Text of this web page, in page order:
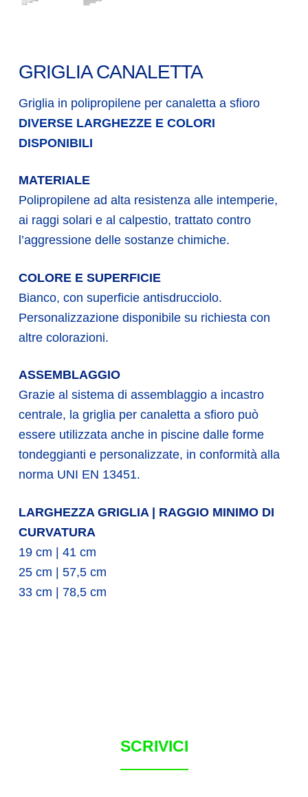
GRIGLIA CANALETTA
Griglia in polipropilene per canaletta a sfioro
DIVERSE LARGHEZZE E COLORI
DISPONIBILI
MATERIALE
Polipropilene ad alta resistenza alle intemperie,
ai raggi solari e al calpestio, trattato contro
l’aggressione delle sostanze chimiche.
COLORE E SUPERFICIE
Bianco, con superficie antisdrucciolo.
Personalizzazione disponibile su richiesta con
altre colorazioni.
ASSEMBLAGGIO
Grazie al sistema di assemblaggio a incastro
centrale, la griglia per canaletta a sfioro può
essere utilizzata anche in piscine dalle forme
tondeggianti e personalizzate, in conformità alla
norma UNI EN 13451.
LARGHEZZA GRIGLIA | RAGGIO MINIMO DI
CURVATURA
19 cm | 41 cm
25 cm | 57,5 cm
33 cm | 78,5 cm
SCRIVICI